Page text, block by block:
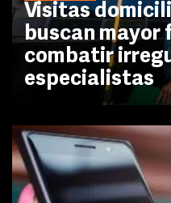
Visitas
buscan mayor
combatir
especialistas